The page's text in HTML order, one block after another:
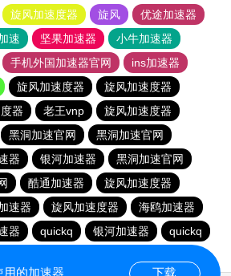
旋风加速度器 旋风
优途加速器
速 坚果加速器
小牛加速器
手机外国加速器官网
ins加速器
旋风加速度器
旋风加速度器
器 老王vnp
旋风加速度器
黑洞加速官网
黑洞加速官网
器 银河加速器
黑洞加速官网
酷通加速器
旋风加速度器
速器 旋风加速度器
海鸥加速器
器 quickq 银河加速器
quickq
用的加速器 下载